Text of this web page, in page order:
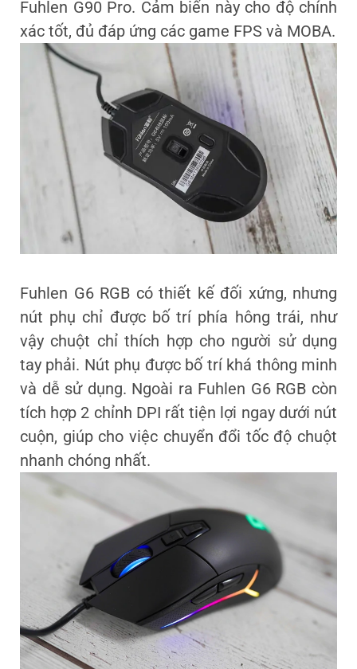
Fuhlen G90 Pro. Cảm biến này cho độ chính
xác tốt, đủ đáp ứng các game FPS và MOBA.
Fuhlen G6 RGB có thiết kế đối xứng, nhưng
nút phụ chỉ được bố trí phía hông trái, như
vậy chuột chỉ thích hợp cho người sử dụng
tay phải. Nút phụ được bố trí khá thông minh
và dễ sử dụng. Ngoài ra Fuhlen G6 RGB còn
tích hợp 2 chỉnh DPI rất tiện lợi ngay dưới nút
cuộn, giúp cho việc chuyển đổi tốc độ chuột
nhanh chóng nhất.